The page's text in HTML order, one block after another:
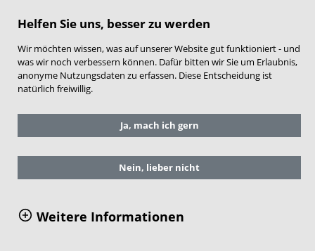
Helfen Sie uns, besser zu werden
Wir möchten wissen, was auf unserer Website gut funktioniert - und
was wir noch verbessern können. Dafür bitten wir Sie um Erlaubnis,
anonyme Nutzungsdaten zu erfassen. Diese Entscheidung ist
natürlich freiwillig.
Ja, mach ich gern
Nein, lieber nicht
Weitere Informationen
Sie befinden sich hier: Service
Arbeitshilfen für die Praxis
Inhalte und Aufbau